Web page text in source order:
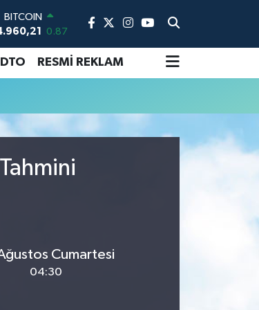
BITCOIN
0.87
DOLAR
47,7436
0.18
GRAM ALTIN
BİST100
13.779
-14
DTO RESMİ REKLAM
Cumartesi
04:30